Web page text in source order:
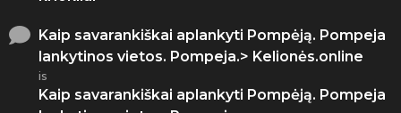
Kaip savarankiškai aplankyti Pompėją. Pompeja
lankytinos vietos. Pompeja.> Kelionės.online
is
Kaip savarankiškai aplankyti Pompėją. Pompeja